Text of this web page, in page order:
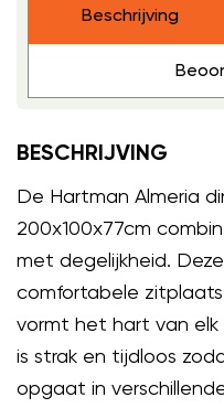
Beschrijving
BESCHRIJVING
De Hartman Almeria
200x100x77cm
met degelijkheid.
comfortabele
vormt het hart van
is strak en tijdloos
opgaat in